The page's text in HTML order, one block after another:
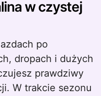
w czystej
po
dropach i dużych
prawdziwy
W trakcie sezonu